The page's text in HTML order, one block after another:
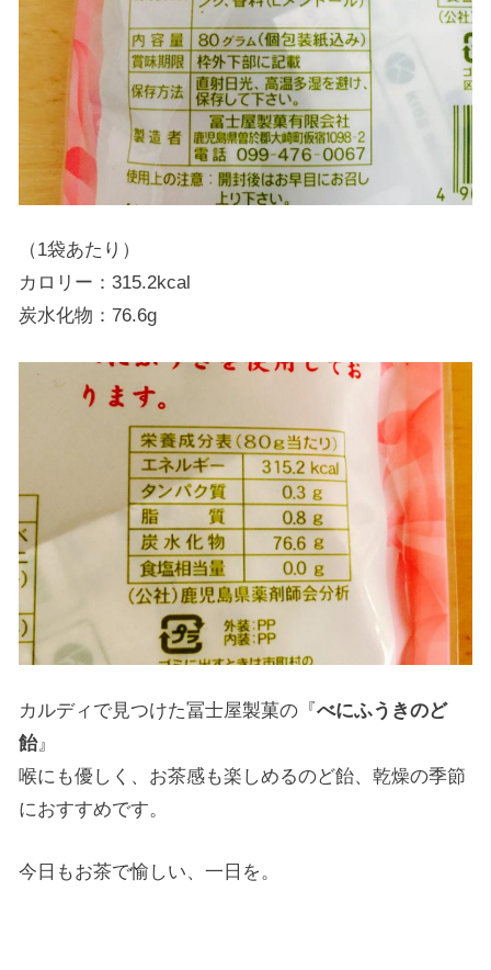
（1袋あたり）
カロリー：315.2kcal
炭水化物：76.6g
カルディで見つけた冨士屋製菓の『べにふうきのど
飴』
喉にも優しく、お茶感も楽しめるのど飴、乾燥の季節
におすすめです。
今日もお茶で愉しい、一日を。